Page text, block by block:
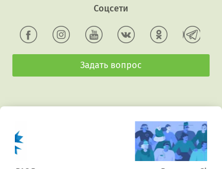
Соцсети
Задать вопрос